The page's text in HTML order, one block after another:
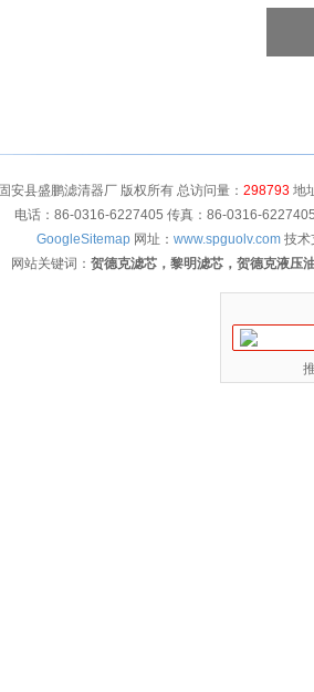
固安县盛鹏滤清器厂 版权所有 总访问量： 298793地
电话：86-0316-6227405 传真：86-0316-
GoogleSitemap 网址： www.spguolv.com 技术
网站关键词： 贺德克滤芯，黎明滤芯，贺德克液压